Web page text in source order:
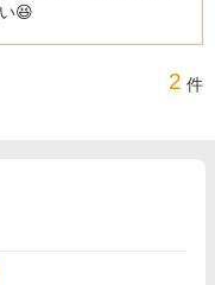
😆
2 件